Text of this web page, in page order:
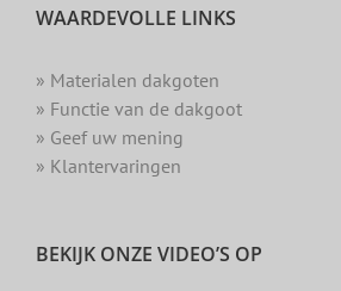
WAARDEVOLLE LINKS
» Materialen dakgoten
» Functie van de dakgoot
» Geef uw mening
» Klantervaringen
BEKIJK ONZE VIDEO’S OP